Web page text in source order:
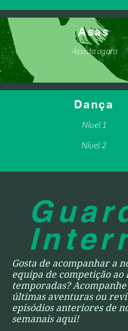
Asas
Assista agora
Dança
Nível 1
Nível 2
Gosta de acompanhar a
equipa de competição ao
temporadas? Acompanhe
últimas aventuras ou
episódios anteriores de
semanais aqui!